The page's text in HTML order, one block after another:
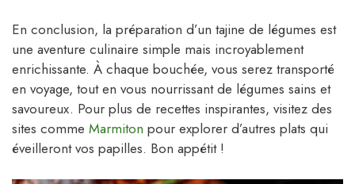
En conclusion, la préparation d’un tajine de légumes est
une aventure culinaire simple mais incroyablement
enrichissante. À chaque bouchée, vous serez transporté
en voyage, tout en vous nourrissant de légumes sains et
savoureux. Pour plus de recettes inspirantes, visitez des
sites comme Marmiton pour explorer d’autres plats qui
éveilleront vos papilles. Bon appétit !